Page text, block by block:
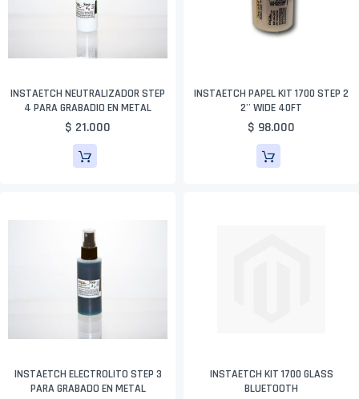
INSTAETCH NEUTRALIZADOR STEP
4 PARA GRABADIO EN METAL
$ 21.000
INSTAETCH PAPEL KIT 1700 STEP 2
2'' WIDE 40FT
$ 98.000
INSTAETCH ELECTROLITO STEP 3
PARA GRABADO EN METAL
INSTAETCH KIT 1700 GLASS
BLUETOOTH